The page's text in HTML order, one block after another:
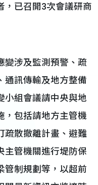
，已召開3次會議研商
涉及監測預警、疏
通訊傳輸及地方整備
小組會議請中央與地
，包括請地方主管機
疏散撤離計畫、避難
主管機關進行堤防保
管制規劃等，以超前